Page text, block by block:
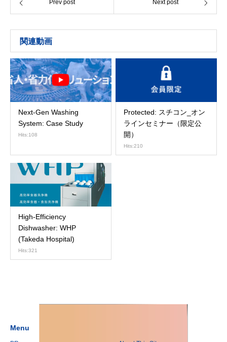
Prev post Next post
関連動画
Next-Gen Washing
System: Case Study
Hits:108
Protected: スチコン_オン
ラインセミナー（限定公
開）
Hits:210
High-Efficiency
Dishwasher: WHP
(Takeda Hospital)
Hits:321
Menu